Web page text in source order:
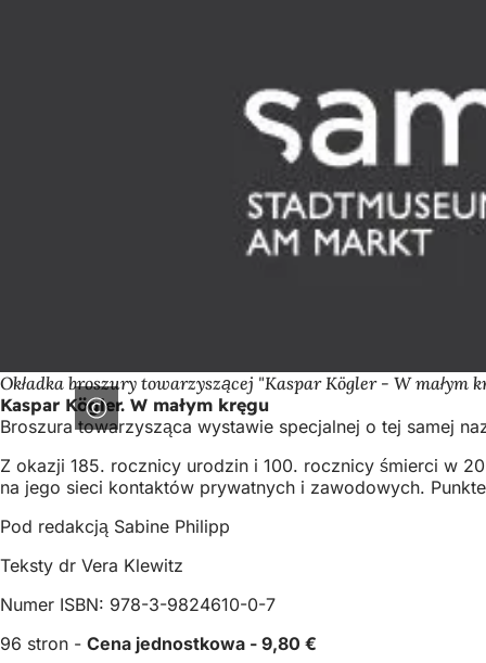
Okładka broszury towarzyszącej "Kaspar Kögler - W małym
Kaspar Kögler. W małym kręgu
Broszura towarzysząca wystawie specjalnej o tej samej
Z okazji 185. rocznicy urodzin i 100. rocznicy śmierci w
na jego sieci kontaktów prywatnych i zawodowych.
Pod redakcją Sabine Philipp
Teksty dr Vera Klewitz
Numer ISBN: 978-3-9824610-0-7
96 stron - Cena jednostkowa - 9,80 €